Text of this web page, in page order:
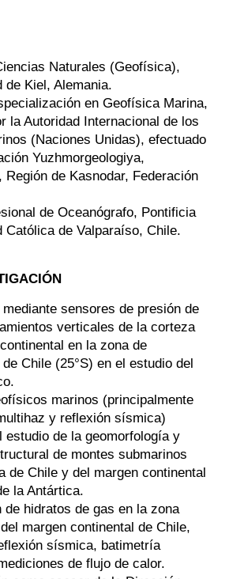
Naturales (Geofísica),
de Kiel, Alemania.
en Geofísica Marina,
la Autoridad Internacional de los
(Naciones Unidas), efectuado
Yuzhmorgeologiya,
Región de Kasnodar, Federación
de Oceanógrafo, Pontificia
Católica de Valparaíso, Chile.
sensores de presión de
verticales de la corteza
en la zona de
Chile (25°S) en el estudio del
marinos (principalmente
y reflexión sísmica)
estudio de la geomorfología y
de montes submarinos
de Chile y del margen continental
la Antártica.
de hidratos de gas en la zona
margen continental de Chile,
sísmica, batimetría
de flujo de calor.